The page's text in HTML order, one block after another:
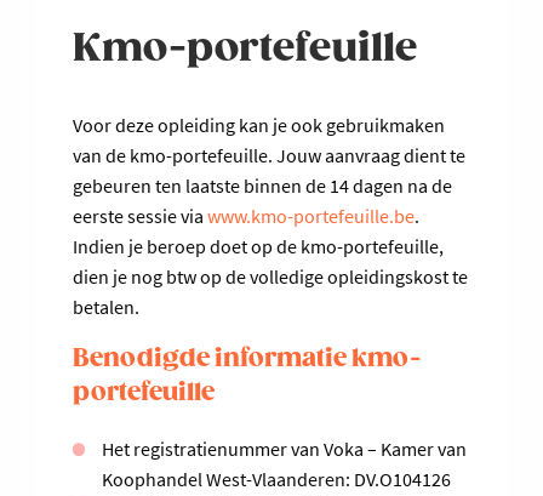
Kmo-portefeuille
Voor deze opleiding kan je ook gebruikmaken
van de kmo-portefeuille. Jouw aanvraag dient te
gebeuren ten laatste binnen de 14 dagen na de
eerste sessie via www.kmo-portefeuille.be.
Indien je beroep doet op de kmo-portefeuille,
dien je nog btw op de volledige opleidingskost te
betalen.
Benodigde informatie kmo-
portefeuille
Het registratienummer van Voka – Kamer van
Koophandel West-Vlaanderen: DV.O104126